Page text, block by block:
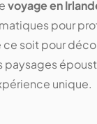
voyage en
pour
ce soit pour
paysages
unique.